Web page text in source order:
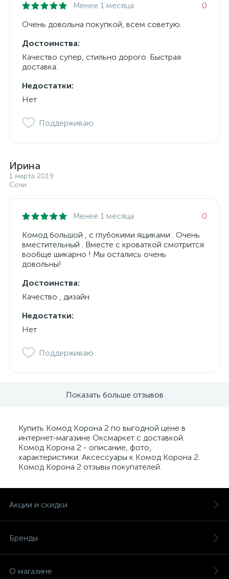
Менее 1 месяца
0
Очень довольна покупкой, всем советую.
Достоинства:
Качество супер, стильно дорого. Быстрая
доставка.
Недостатки:
Нет
Поддерживаю
Ирина
1 марта 2019
Сочи
Менее 1 месяца
0
Комод большой , с глубокими ящиками . Очень
вместительный . Вместе с кроваткой смотрится
вообще шикарно ! Мы остались очень
довольны!
Достоинства:
Качество , дизайн
Недостатки:
Нет
Поддерживаю
Показать больше отзывов
Купить Комод Корона 2 по выгодной цене в
интернет-магазине Оксмаркет с доставкой.
Комод Корона 2 - описание, фото,
характеристики. Аксессуары к Комод Корона 2.
Комод Корона 2 отзывы покупателей.
Акции и скидки
Бренды
О магазине